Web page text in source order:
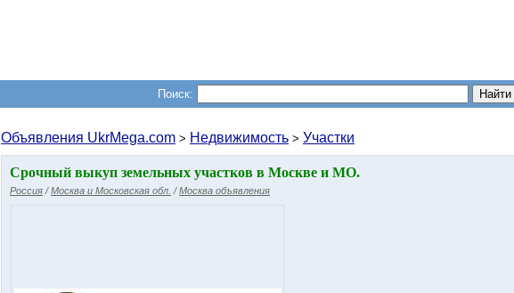
Поиск:
Объявления UkrMega.com > Недвижимость > Участки
Срочный выкуп земельных участков в Москве и МО.
Россия /Москва и Московская обл. /Москва объявления